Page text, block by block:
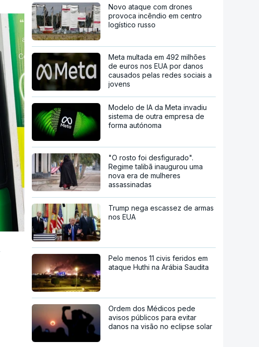
Novo ataque com drones
provoca incêndio em centro
logístico russo
Meta multada em 492 milhões
de euros nos EUA por danos
causados pelas redes sociais a
jovens
Modelo de IA da Meta invadiu
sistema de outra empresa de
forma autónoma
"O rosto foi desfigurado".
Regime talibã inaugurou uma
nova era de mulheres
assassinadas
Trump nega escassez de armas
nos EUA
Pelo menos 11 civis feridos em
ataque Huthi na Arábia Saudita
Ordem dos Médicos pede
avisos públicos para evitar
danos na visão no eclipse solar